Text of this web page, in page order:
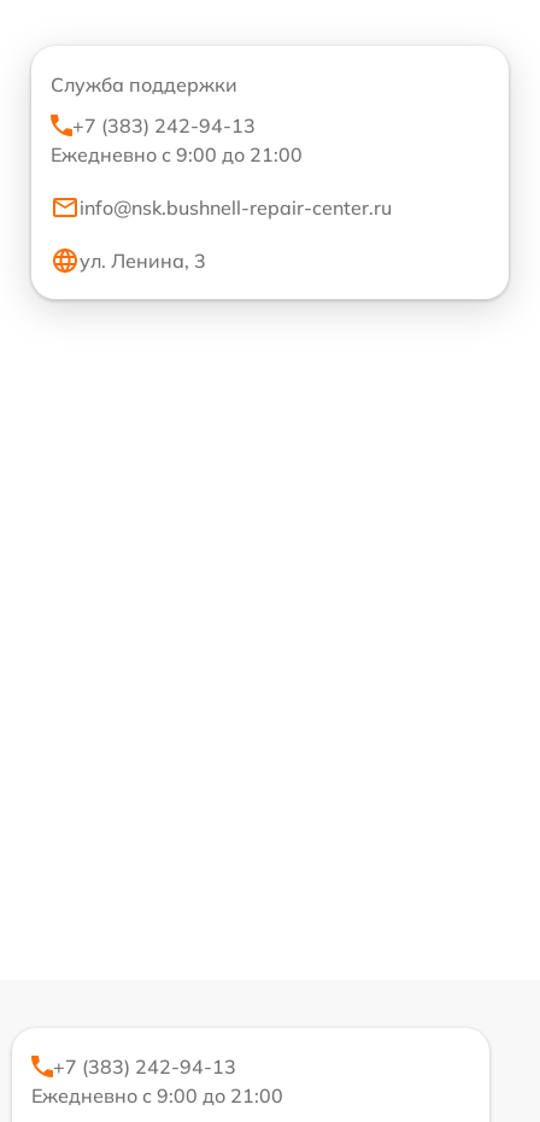
Служба поддержки
+7 (383) 242-94-13
Ежедневно с 9:00 до 21:00
info@nsk.bushnell-repair-center.ru
ул. Ленина, 3
+7 (383) 242-94-13
Ежедневно с 9:00 до 21:00